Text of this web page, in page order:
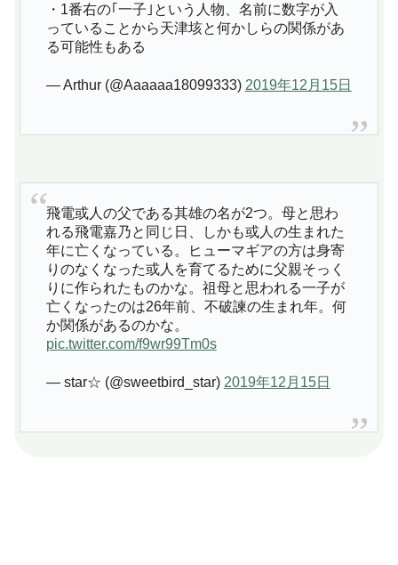
・1番右の｢一子｣という人物、名前に数字が入
っていることから天津垓と何かしらの関係があ
る可能性もある
— Arthur (@Aaaaaa18099333) 2019年12月15日
飛電或人の父である其雄の名が2つ。母と思わ
れる飛電嘉乃と同じ日、しかも或人の生まれた
年に亡くなっている。ヒューマギアの方は身寄
りのなくなった或人を育てるために父親そっく
りに作られたものかな。祖母と思われる一子が
亡くなったのは26年前、不破諫の生まれ年。何
か関係があるのかな。
pic.twitter.com/f9wr99Tm0s
— star☆ (@sweetbird_star) 2019年12月15日